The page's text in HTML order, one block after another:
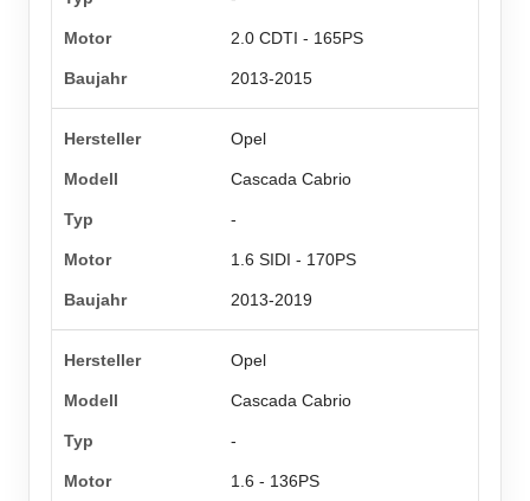
2.0 CDTI - 165PS
2013-2015
Opel
Cascada Cabrio
-
1.6 SIDI - 170PS
2013-2019
Opel
Cascada Cabrio
-
1.6 - 136PS